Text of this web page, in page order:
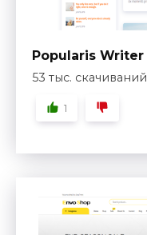
Popularis Writer
53 тыс. скачиваний
1